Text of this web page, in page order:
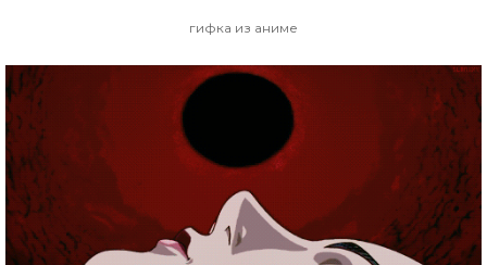
гифка из аниме